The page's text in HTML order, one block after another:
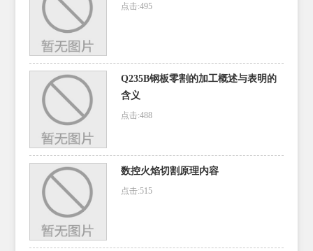
点击:495
Q235B钢板零割的加工概述与表明的
含义
点击:488
数控火焰切割原理内容
点击:515